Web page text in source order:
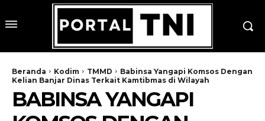
Beranda Kodim TMMD
Babinsa Yangapi Komsos Dengan
Kelian Banjar Dinas Terkait Kamtibmas di Wilayah
BABINSA YANGAPI